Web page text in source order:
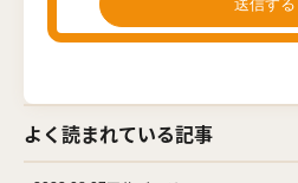
よく読まれている記事